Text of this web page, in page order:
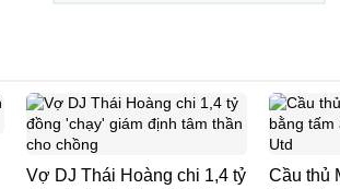
Vợ DJ Thái Hoàng chi 1,4 tỷ
Cầu thủ